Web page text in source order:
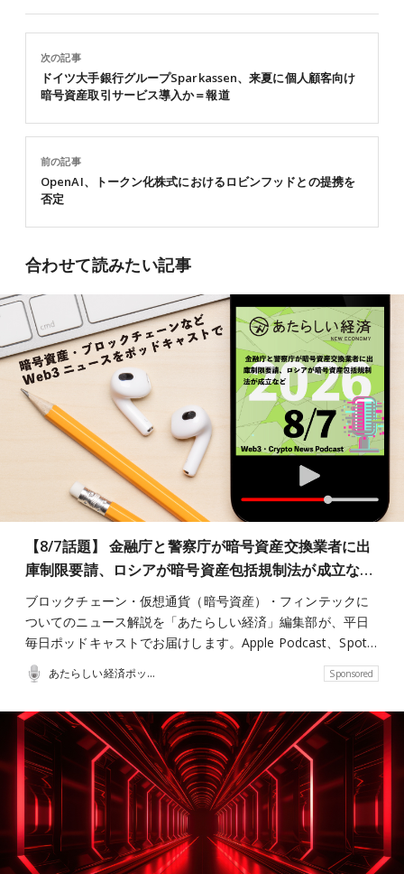
前の記事
OpenAI、トークン化株式におけるロビンフッドとの提携を
否定
次の記事
ドイツ大手銀行グループSparkassen、来夏に個人顧客向け
暗号資産取引サービス導入か＝報道
合わせて読みたい記事
【8/7話題】 金融庁と警察庁が暗号資産交換業者に出
庫制限要請、ロシアが暗号資産包括規制法が成立な…
ブロックチェーン・仮想通貨（暗号資産）・フィンテックに
ついてのニュース解説を「あたらしい経済」編集部が、平日
毎日ポッドキャストでお届けします。Apple Podcast、Spot…
あたらしい経済ポッドキャスト Sponsored